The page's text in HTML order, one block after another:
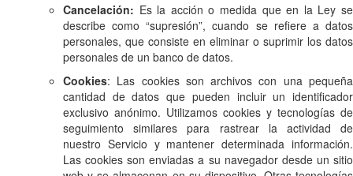
Cancelación: Es la acción o medida que en la Ley se
describe como “supresión”, cuando se refiere a datos
personales, que consiste en eliminar o suprimir los datos
personales de un banco de datos.
Cookies: Las cookies son archivos con una pequeña
cantidad de datos que pueden incluir un identificador
exclusivo anónimo. Utilizamos cookies y tecnologías de
seguimiento similares para rastrear la actividad de
nuestro Servicio y mantener determinada información.
Las cookies son enviadas a su navegador desde un sitio